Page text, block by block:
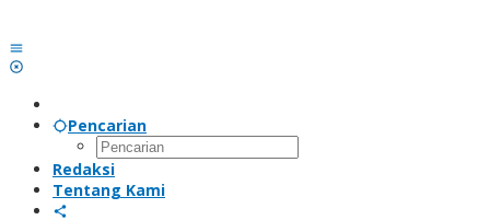
Pencarian
Redaksi
Tentang Kami